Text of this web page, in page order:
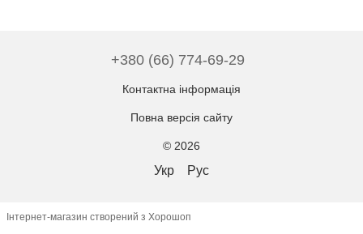
+380 (66) 774-69-29
Контактна інформація
Повна версія сайту
© 2026
Укр Рус
Інтернет-магазин створений з Хорошоп